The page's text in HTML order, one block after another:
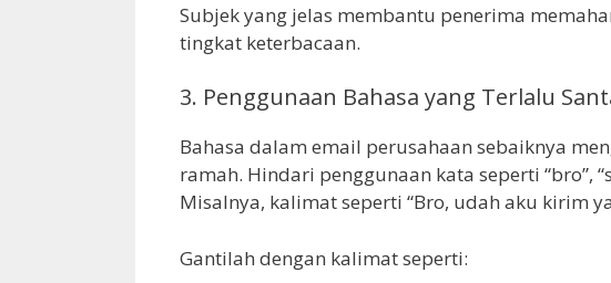
Subjek yang jelas membantu penerima
tingkat keterbacaan.
3. Penggunaan Bahasa yang Terlalu
Bahasa dalam email perusahaan sebaiknya
ramah. Hindari penggunaan kata seperti “bro”,
Misalnya, kalimat seperti “Bro, udah aku kirim
Gantilah dengan kalimat seperti: